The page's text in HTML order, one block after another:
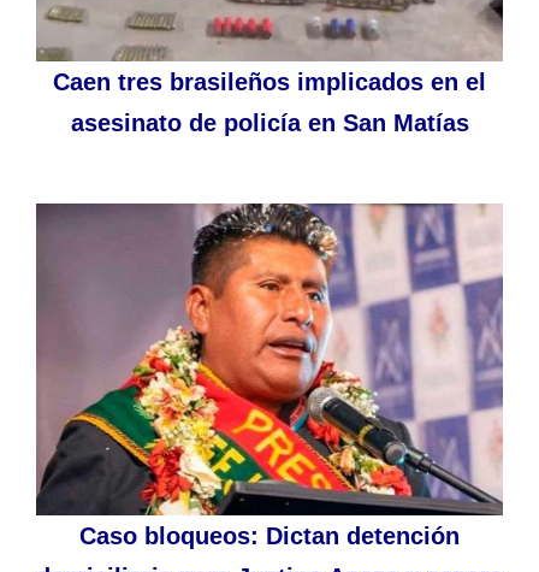
Caen tres brasileños implicados en el
asesinato de policía en San Matías
Caso bloqueos: Dictan detención